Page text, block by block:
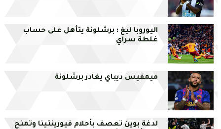
اليوروبا ليغ : برشلونة يتأهل على حساب
غلطة سراي
ميمفيس ديباي يغادر برشلونة
لدغة بوين تعصف بأحلام فيورينتينا وتمنح